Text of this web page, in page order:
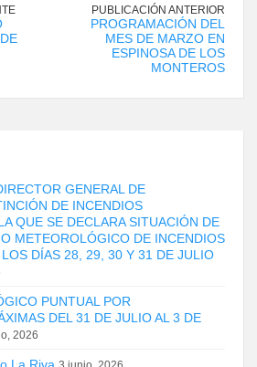
PUBLICACIÓN ANTERIOR
PROGRAMACIÓN DEL
MES DE MARZO EN
ESPINOSA DE LOS
MONTEROS
GENERAL DE
DE INCENDIOS
QUE SE DECLARA SITUACIÓN DE
METEOROLÓGICO DE INCENDIOS
LOS DÍAS 28, 29, 30 Y 31 DE JULIO
PUNTUAL POR
DEL 31 DE JULIO AL 3 DE
2026